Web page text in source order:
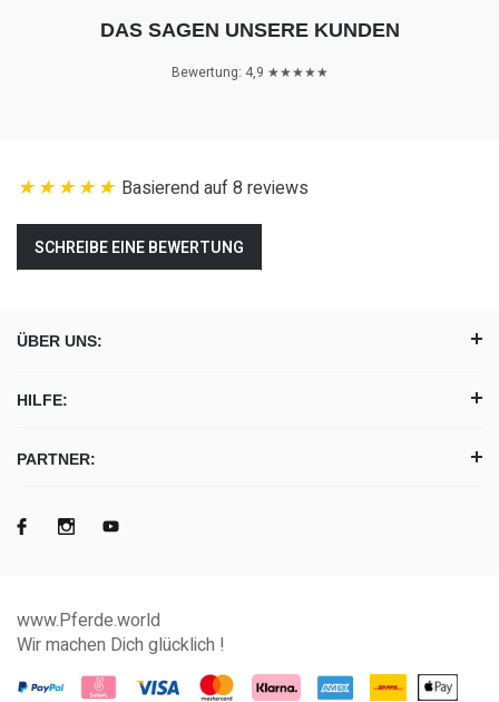
DAS SAGEN UNSERE KUNDEN
Bewertung: 4,9 ★★★★★
Basierend auf 8 reviews
SCHREIBE EINE BEWERTUNG
ÜBER UNS:
HILFE:
PARTNER:
www.Pferde.world
Wir machen Dich glücklich !